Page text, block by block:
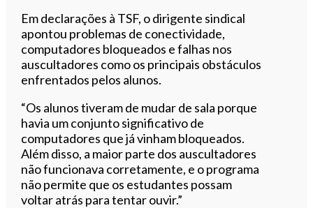
Em declarações à TSF, o dirigente sindical
apontou problemas de conectividade,
computadores bloqueados e falhas nos
auscultadores como os principais obstáculos
enfrentados pelos alunos.
“Os alunos tiveram de mudar de sala porque
havia um conjunto significativo de
computadores que já vinham bloqueados.
Além disso, a maior parte dos auscultadores
não funcionava corretamente, e o programa
não permite que os estudantes possam
voltar atrás para tentar ouvir.”